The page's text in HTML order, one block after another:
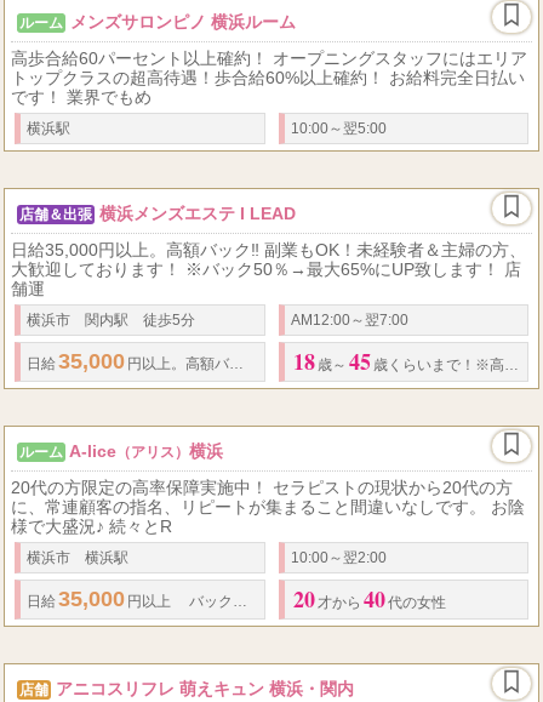
ルーム
メンズサロンピノ 横浜ルーム
高歩合給60パーセント以上確約！ オープニングスタッフにはエリア
トップクラスの超高待遇！歩合給60%以上確約！ お給料完全日払い
です！ 業界でもめ
横浜駅 10:00～翌5:00
店舗＆出張 横浜メンズエステ I LEAD
日給35,000円以上。高額バック‼ 副業もOK！未経験者＆主婦の方、
大歓迎しております！ ※バック50％→最大65%にUP致します！ 店
舗運
横浜市 関内駅 徒歩5分 AM12:00～翌7:00
日給 35,000 円以上。高額バック‼ ※ 5 月末迄入店の方に限り、 バック率
18 歳～ 45 歳くらいまで！※高校生不可！
ルーム A-lice （アリス） 横浜
20代の方限定の高率保障実施中！ セラピストの現状から20代の方
に、常連顧客の指名、リピートが集まること間違いなしです。 お陰
様で大盛況♪ 続々とR
横浜市 横浜駅 10:00～翌2:00
日給 35,000 円以上 バック率 ％～60％以上！ 最大７０％バック！
20才から 40代の女性
店舗 アニコスリフレ 萌えキュン 横浜・関内